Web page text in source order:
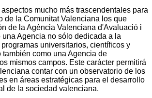
mucho más trascendentales para
de la Comunitat Valenciana los que
de la Agència Valenciana d'Avaluació i
una Agencia no sólo dedicada a la
universitarios, científicos y
como una Agencia de
mismos campos. Este carácter permitirá
contar con un observatorio de los
en áreas estratégicas para el desarrollo
de la sociedad valenciana.